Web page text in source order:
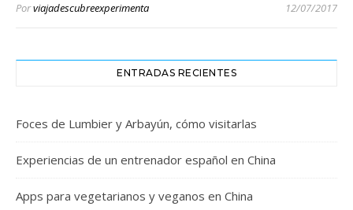
Porviajadescubreexperimenta 12/07/2017
ENTRADAS RECIENTES
Foces de Lumbier y Arbayún, cómo visitarlas
Experiencias de un entrenador español en China
Apps para vegetarianos y veganos en China